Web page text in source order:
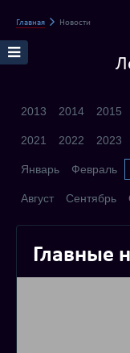
Главная Новости
2013 2014 2015
2021 2022 2023
Январь Февраль
Август Сентябрь
Главные